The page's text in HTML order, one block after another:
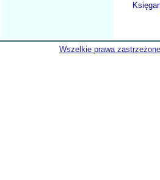
Wszelkie prawa